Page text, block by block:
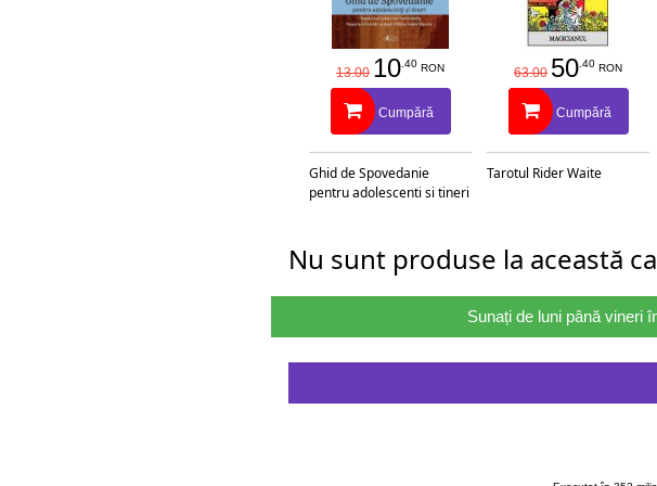
13.00 10 .40 RON
Cumpără
Ghid de Spovedanie
pentru adolescenti si tineri
63.00 50 .40 RON
Cumpără
Tarotul Rider Waite
Nu sunt produse la această
Sunați de luni până vineri